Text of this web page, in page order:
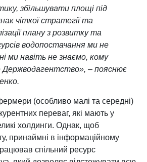
збільшувати площі під
чіткої стратегії та
плану з розвитку та
водопостачання ми не
ми навіть не знаємо, кому
Держводагентство», – пояснює
(особливо малі та середні)
переваг, які мають у
холдинги. Однак, щоб
принаймні в інформаційному
спільний ресурс